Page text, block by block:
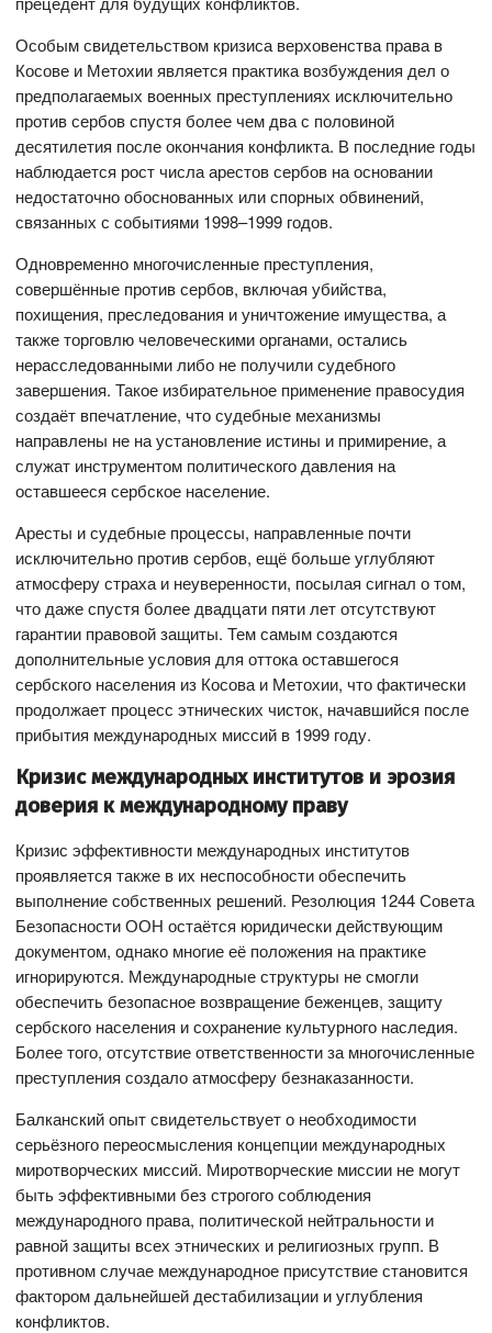
Особым свидетельством кризиса верховенства права в
Косове и Метохии является практика возбуждения дел о
предполагаемых военных преступлениях исключительно
против сербов спустя более чем два с половиной
десятилетия после окончания конфликта. В последние годы
наблюдается рост числа арестов сербов на основании
недостаточно обоснованных или спорных обвинений,
связанных с событиями 1998–1999 годов.
Одновременно многочисленные преступления,
совершённые против сербов, включая убийства,
похищения, преследования и уничтожение имущества, а
также торговлю человеческими органами, остались
нерасследованными либо не получили судебного
завершения. Такое избирательное применение правосудия
создаёт впечатление, что судебные механизмы
направлены не на установление истины и примирение, а
служат инструментом политического давления на
оставшееся сербское население.
Аресты и судебные процессы, направленные почти
исключительно против сербов, ещё больше углубляют
атмосферу страха и неуверенности, посылая сигнал о том,
что даже спустя более двадцати пяти лет отсутствуют
гарантии правовой защиты. Тем самым создаются
дополнительные условия для оттока оставшегося
сербского населения из Косова и Метохии, что фактически
продолжает процесс этнических чисток, начавшийся после
прибытия международных миссий в 1999 году.
Кризис международных институтов и эрозия
доверия к международному праву
Кризис эффективности международных институтов
проявляется также в их неспособности обеспечить
выполнение собственных решений. Резолюция 1244 Совета
Безопасности ООН остаётся юридически действующим
документом, однако многие её положения на практике
игнорируются. Международные структуры не смогли
обеспечить безопасное возвращение беженцев, защиту
сербского населения и сохранение культурного наследия.
Более того, отсутствие ответственности за многочисленные
преступления создало атмосферу безнаказанности.
Балканский опыт свидетельствует о необходимости
серьёзного переосмысления концепции международных
миротворческих миссий. Миротворческие миссии не могут
быть эффективными без строгого соблюдения
международного права, политической нейтральности и
равной защиты всех этнических и религиозных групп. В
противном случае международное присутствие становится
фактором дальнейшей дестабилизации и углубления
конфликтов.